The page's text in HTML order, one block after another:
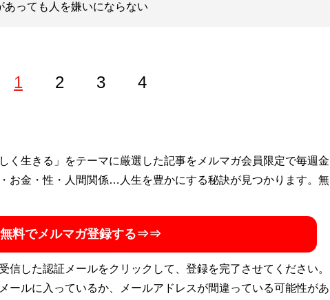
あっても人を嫌いにならない
1 2 3 4
SPA！』
ン情報から世の中の気になるニュースやエンタメまで、女性が本
く生きる」をテーマに厳選した記事をメルマガ会員限定で毎週金
お金・性・人間関係…人生を豊かにする秘訣が見つかります。無
無料でメルマガ登録する⇒⇒
した認証メールをクリックして、登録を完了させてください。
ールに入っているか、メールアドレスが間違っている可能性があ